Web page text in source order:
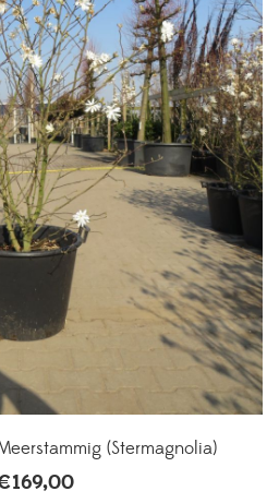
(Stermagnolia)
169,00